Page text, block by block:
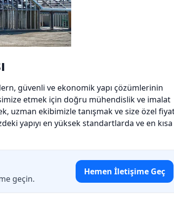
güvenli ve ekonomik yapı çözümlerinin
etmek için doğru mühendislik ve imalat
uzman ekibimizle tanışmak ve size özel
yapıyı en yüksek standartlarda ve en kısa
geçin.
Hemen İletişime Geç